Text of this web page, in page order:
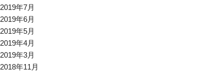
2019年7月
2019年6月
2019年5月
2019年4月
2019年3月
2018年11月